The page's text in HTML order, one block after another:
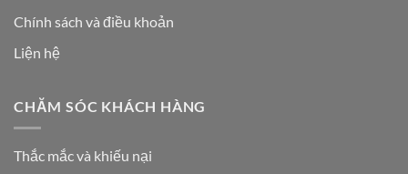
Chính sách và điều khoản
Liện hệ
CHĂM SÓC KHÁCH HÀNG
Thắc mắc và khiếu nại